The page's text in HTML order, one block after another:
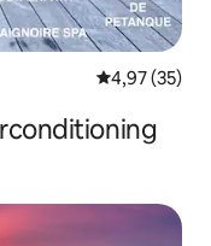
Gemiddelde
4,97 (35)